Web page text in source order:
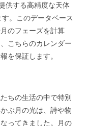
供する高精度な天体
。このデータベース
のフェーズを計算
こちらのカレンダー
を保証します。
ちの生活の中で特別
ぶ月の光は、詩や物
ってきました。月の